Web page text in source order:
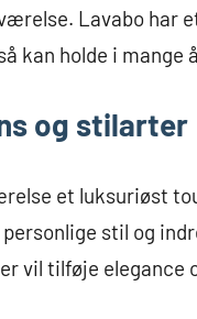
Lavabo har
kan holde i mange
og stilarter
et luksuriøst
stil og
vil tilføje